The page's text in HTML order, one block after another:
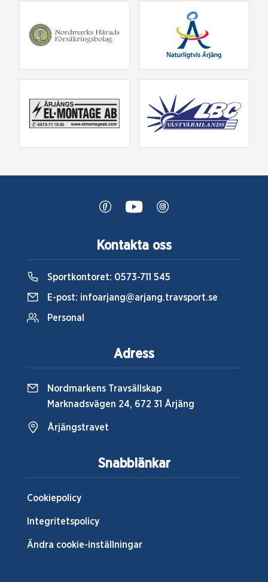
Snabblänkar
Cookiepolicy
Integritetspolicy
Ändra cookie-inställningar
Kontakta oss
Sportkontoret: 0573-711 545
E-post: infoarjang@arjang.travsport.se
Personal
Adress
Nordmarkens Travsällskap
Marknadsvägen 24, 672 31 Årjäng
Årjängstravet